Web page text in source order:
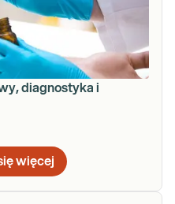
diagnostyka i
więcej